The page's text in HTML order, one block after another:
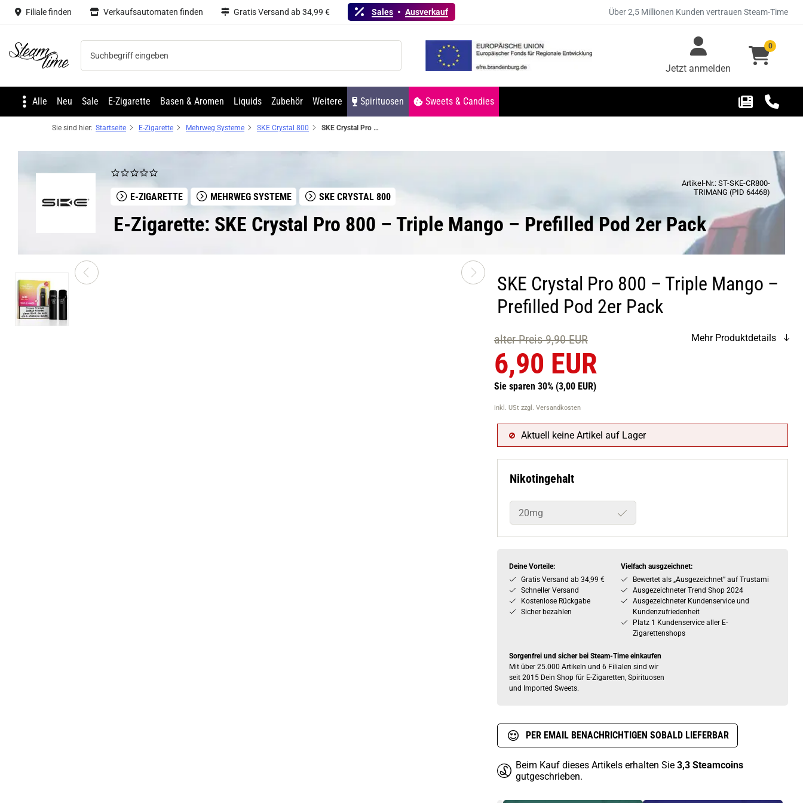
Filiale finden Verkaufsautomaten finden Gratis Versand ab 34,99 € Sales Ausverkauf Über 2,5 Millionen Kunden vertrauen Steam-Time
Steam time Jetzt anmelden
0
Alle Neu Sale E-Zigarette Basen & Aromen Liquids Zubehör Weitere Spirituosen Sweets & Candies
Sie sind hier: Startseite E-Zigarette Mehrweg Systeme SKE Crystal 800 SKE Crystal Pro 800 – Triple Mango – Prefilled Pod 2er Pack
E-ZIGARETTE MEHRWEG SYSTEME SKE CRYSTAL 800
Artikel-Nr.: ST-SKE-CR800-
TRIMANG (PID 64468)
E-Zigarette: SKE Crystal Pro 800 – Triple Mango – Prefilled Pod 2er Pack
SKE Crystal Pro 800 – Triple Mango –
Prefilled Pod 2er Pack
alter Preis 9,90 EUR
6,90 EUR
Sie sparen 30% (3,00 EUR)
inkl. USt zzgl. Versandkosten
Mehr Produktdetails
Aktuell keine Artikel auf Lager
Nikotingehalt
20mg
Deine Vorteile:
Gratis Versand ab 34,99 €
Schneller Versand
Kostenlose Rückgabe
Sicher bezahlen
Vielfach ausgzeichnet:
Bewertet als „Ausgezeichnet” auf Trustami
Ausgezeichneter Trend Shop 2024
Ausgezeichneter Kundenservice und
Kundenzufriedenheit
Platz 1 Kundenservice aller E-
Zigarettenshops
Sorgenfrei und sicher bei Steam-Time einkaufen
Mit über 25.000 Artikeln und 6 Filialen sind wir
seit 2015 Dein Shop für E-Zigaretten, Spirituosen
und Imported Sweets.
PER EMAIL BENACHRICHTIGEN SOBALD LIEFERBAR
Beim Kauf dieses Artikels erhalten Sie 3,3 Steamcoins
gutgeschrieben.